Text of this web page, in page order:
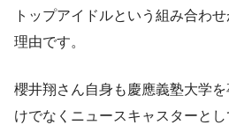
トップアイドルという組み合わ
理由です。
櫻井翔さん自身も慶應義塾大学
けでなくニュースキャスターとし